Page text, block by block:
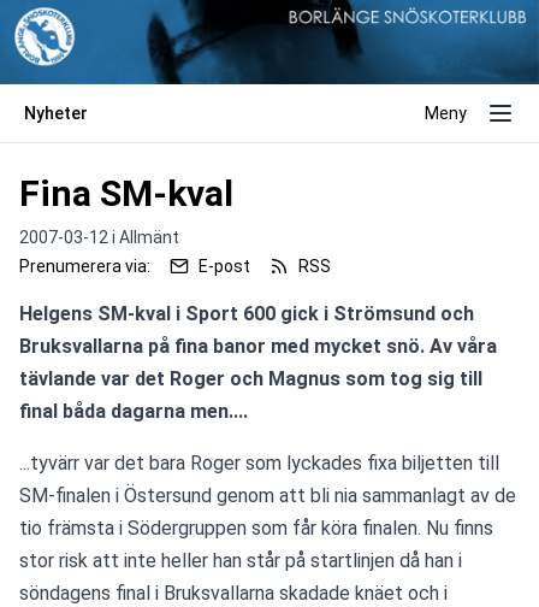
Nyheter Meny
Fina SM-kval
2007-03-12 i Allmänt
Prenumerera via:
E-post RSS
Helgens SM-kval i Sport 600 gick i Strömsund och
Bruksvallarna på fina banor med mycket snö. Av våra
tävlande var det Roger och Magnus som tog sig till
final båda dagarna men....
...tyvärr var det bara Roger som lyckades fixa biljetten till
SM-finalen i Östersund genom att bli nia sammanlagt av de
tio främsta i Södergruppen som får köra finalen. Nu finns
stor risk att inte heller han står på startlinjen då han i
söndagens final i Bruksvallarna skadade knäet och i